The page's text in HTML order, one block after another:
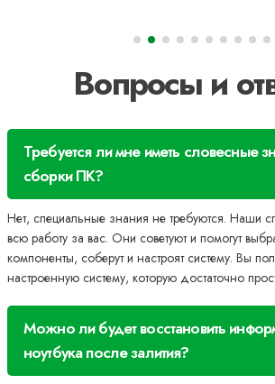
Вопросы и
Требуется ли мне иметь словесные
сборки ПК?
Нет, специальные знания не требуются. Наши
всю работу за вас. Они советуют и помогут
компоненты, соберут и настроят систему. Вы
настроенную систему, которую достаточно
Можно ли будет восстановить
ноутбука после залития?